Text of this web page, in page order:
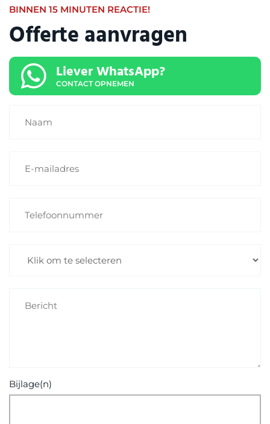
BINNEN 15 MINUTEN REACTIE!
Offerte aanvragen
Liever WhatsApp?
CONTACT OPNEMEN
Bijlage(n)